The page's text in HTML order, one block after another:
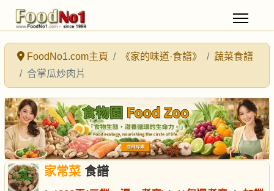
FoodNo1.com主頁 《家的味道·食譜》
蔬菜食譜
合掌瓜炒肉片
家常菜食譜